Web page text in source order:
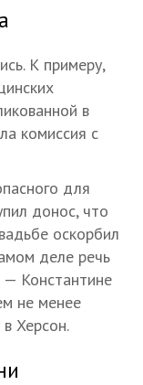
К примеру,
в
комиссия с
для
донос, что
оскорбил
деле речь
Константине
не менее
Херсон.